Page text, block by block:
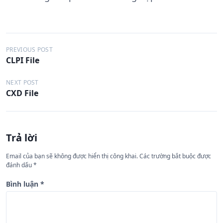
Đ
i
ề
u
h
ớ
n
g
b
PREVIOUS POST
CLPI File
NEXT POST
CXD File
Trả lời
Email của bạn sẽ không được hiển thị công khai.Các trường bắt buộc được
đánh dấu*
Bình luận *